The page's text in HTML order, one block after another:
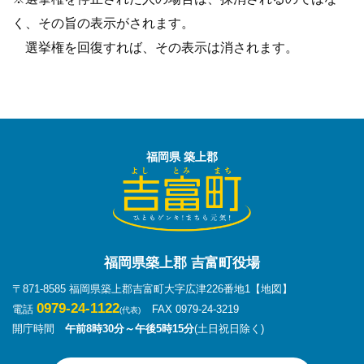
く、その旨の表示がされます。
選挙権を回復すれば、その表示は消されます。
福岡県 築上郡
福岡県築上郡 吉富町役場
〒871-8585 福岡県築上郡吉富町大字広津226番地1 【地図】
電話 0979-24-1122(代表)
FAX 0979-24-3219
開庁時間 午前8時30分～午後5時15分(土日祝日除く)